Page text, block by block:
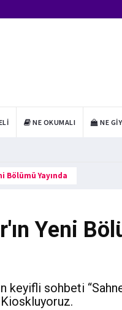
NE OKUMALI NE
Bölümü Yayında
Yeni
keyifli sohbeti